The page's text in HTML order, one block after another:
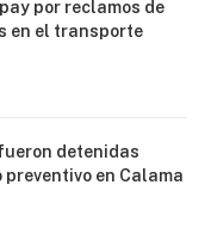
por reclamos de
en el transporte
detenidas
en Calama